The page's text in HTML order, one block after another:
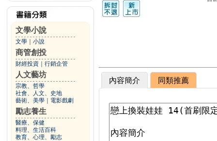
文學小說
文學 小說
商管創投
財經投資 行銷企管
人文藝坊
宗教、哲學
社會、人文、史地
藝術、美學
電影戲劇
勵志養生
醫療、保健
料理、生活百科
教育、心理、勵志
內容簡介 同類推薦